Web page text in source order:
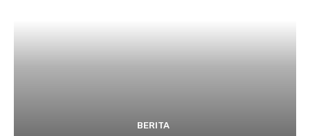
BERITA